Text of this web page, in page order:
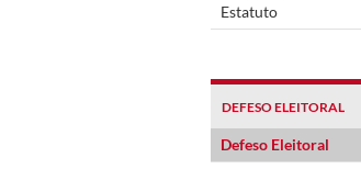
Estatuto
DEFESO ELEITORAL
Defeso Eleitoral